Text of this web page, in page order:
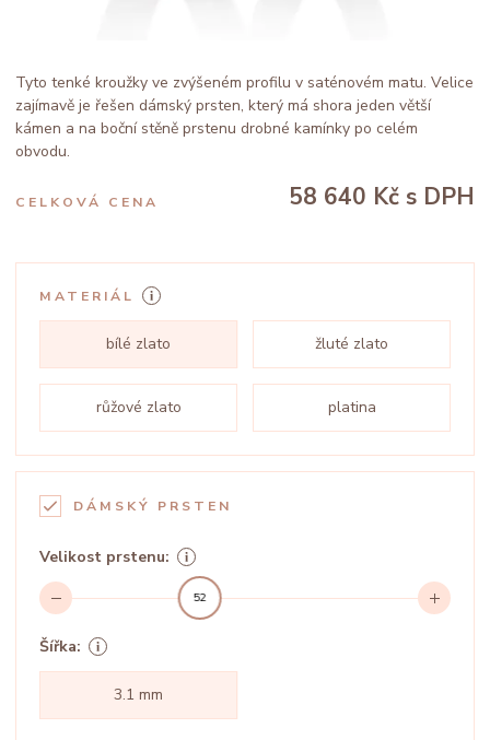
Tyto tenké kroužky ve zvýšeném profilu v saténovém matu. Velice
zajímavě je řešen dámský prsten, který má shora jeden větší
kámen a na boční stěně prstenu drobné kamínky po celém
obvodu.
CELKOVÁ CENA 58 640 Kč s DPH
MATERIÁL
bílé zlato žluté zlato
růžové zlato platina
DÁMSKÝ PRSTEN
Velikost prstenu:
52
Šířka:
3.1 mm